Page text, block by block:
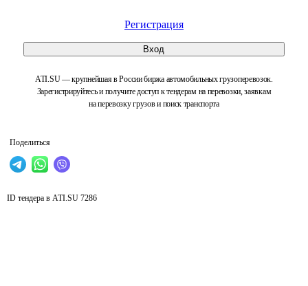
Регистрация
Вход
ATI.SU — крупнейшая в России биржа автомобильных грузоперевозок.
Зарегистрируйтесь и получите доступ к тендерам на перевозки, заявкам
на перевозку грузов и поиск транспорта
Поделиться
ID тендера в ATI.SU 7286